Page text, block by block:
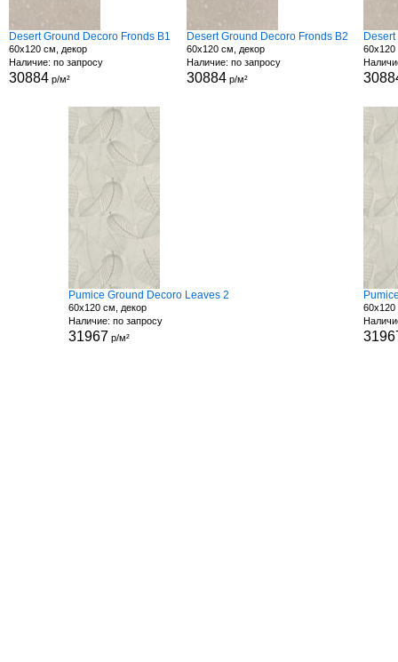
Desert Ground Decoro Fronds B1
60x120 см, декор
Наличие: по запросу
30884 р/м²
Desert Ground Decoro Fronds B2
60x120 см, декор
Наличие: по запросу
30884р/м²
60x120
Pumice Ground Decoro Leaves 2
60x120 см, декор
Наличие: по запросу
31967 р/м²
60x120